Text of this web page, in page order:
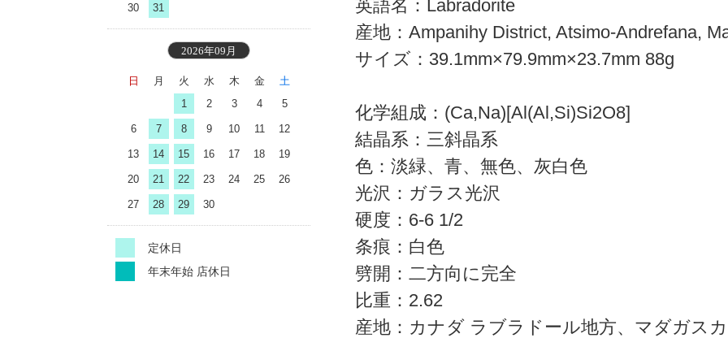
英語名：Labradorite
産地：Ampanihy District, Atsimo-Andrefana,
サイズ：39.1mm×79.9mm×23.7mm 88g
化学組成：(Ca,Na)[Al(Al,Si)Si2O8]
結晶系：三斜晶系
色：淡緑、青、無色、灰白色
光沢：ガラス光沢
硬度：6-6 1/2
条痕：白色
劈開：二方向に完全
比重：2.62
産地：カナダ ラブラドール地方、マダガス
30 31
2026年09月
日 月 火 水 木 金
土
1
2 3 4 5
6 7 8 9 10 11 12
13 14 15 16 17 18 19
20 21 22 23 24 25 26
27 28 29 30
定休日
年末年始 店休日